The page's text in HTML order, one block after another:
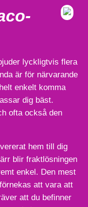
lyckligtvis flera
är för närvarande
enkelt komma
dig bäst.
ofta också den
hem till dig
blir fraktlösningen
enkel. Den mest
att vara att
att du befinner